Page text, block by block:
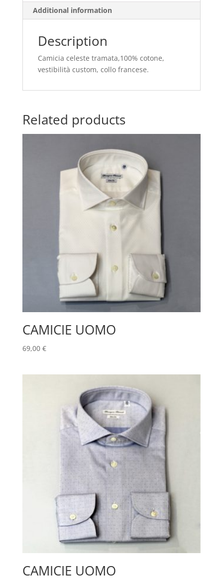
Additional information
Description
Camicia celeste tramata,100% cotone,
vestibilità custom, collo francese.
Related products
CAMICIE UOMO
69,00 €
CAMICIE UOMO